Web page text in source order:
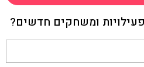
ומשחקים חדשים?